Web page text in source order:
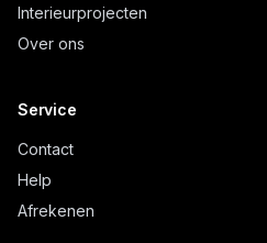
Interieurprojecten
Over ons
Service
Contact
Help
Afrekenen